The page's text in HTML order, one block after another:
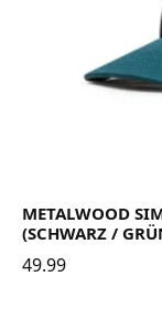
METALWOOD
(SCHWARZ /
49.99